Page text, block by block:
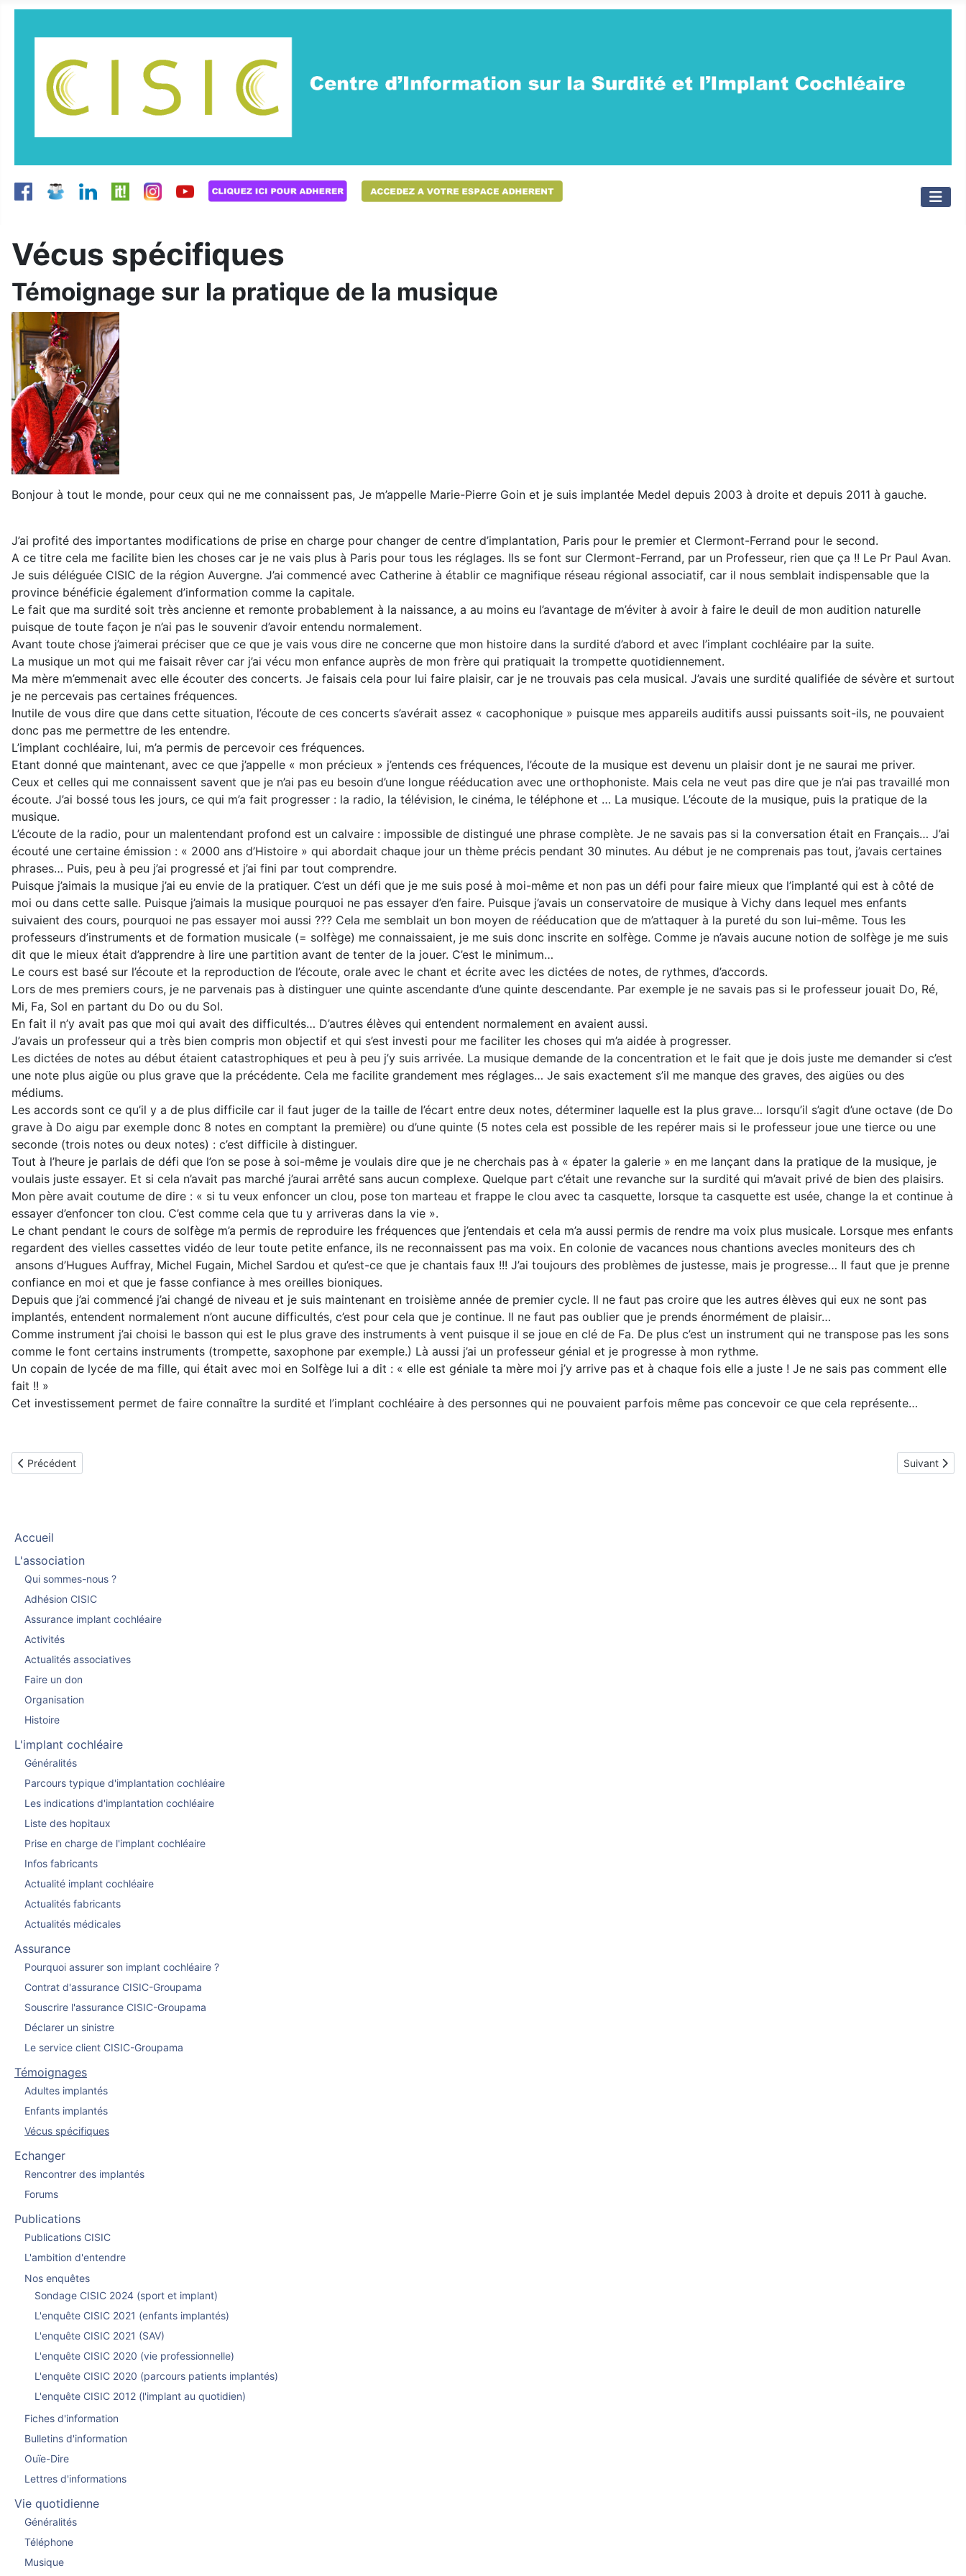
Vécus spécifiques
Témoignage sur la pratique de la musique
Bonjour à tout le monde, pour ceux qui ne me connaissent pas, Je m’appelle Marie-Pierre Goin et je suis implantée Medel depuis 2003 à droite et depuis 2011 à gauche.
J’ai profité des importantes modifications de prise en charge pour changer de centre d’implantation, Paris pour le premier et Clermont-Ferrand pour le second.
A ce titre cela me facilite bien les choses car je ne vais plus à Paris pour tous les réglages. Ils se font sur Clermont-Ferrand, par un Professeur, rien que ça !! Le Pr Paul Avan.
Je suis déléguée CISIC de la région Auvergne. J’ai commencé avec Catherine à établir ce magnifique réseau régional associatif, car il nous semblait indispensable que la
province bénéficie également d’information comme la capitale.
Le fait que ma surdité soit très ancienne et remonte probablement à la naissance, a au moins eu l’avantage de m’éviter à avoir à faire le deuil de mon audition naturelle
puisque de toute façon je n’ai pas le souvenir d’avoir entendu normalement.
Avant toute chose j’aimerai préciser que ce que je vais vous dire ne concerne que mon histoire dans la surdité d’abord et avec l’implant cochléaire par la suite.
La musique un mot qui me faisait rêver car j’ai vécu mon enfance auprès de mon frère qui pratiquait la trompette quotidiennement.
Ma mère m’emmenait avec elle écouter des concerts. Je faisais cela pour lui faire plaisir, car je ne trouvais pas cela musical. J’avais une surdité qualifiée de sévère et surtout
je ne percevais pas certaines fréquences.
Inutile de vous dire que dans cette situation, l’écoute de ces concerts s’avérait assez « cacophonique » puisque mes appareils auditifs aussi puissants soit-ils, ne pouvaient
donc pas me permettre de les entendre.
L’implant cochléaire, lui, m’a permis de percevoir ces fréquences.
Etant donné que maintenant, avec ce que j’appelle « mon précieux » j’entends ces fréquences, l’écoute de la musique est devenu un plaisir dont je ne saurai me priver.
Ceux et celles qui me connaissent savent que je n’ai pas eu besoin d’une longue rééducation avec une orthophoniste. Mais cela ne veut pas dire que je n’ai pas travaillé mon
écoute. J’ai bossé tous les jours, ce qui m’a fait progresser : la radio, la télévision, le cinéma, le téléphone et … La musique. L’écoute de la musique, puis la pratique de la
musique.
L’écoute de la radio, pour un malentendant profond est un calvaire : impossible de distingué une phrase complète. Je ne savais pas si la conversation était en Français… J’ai
écouté une certaine émission : « 2000 ans d’Histoire » qui abordait chaque jour un thème précis pendant 30 minutes. Au début je ne comprenais pas tout, j’avais certaines
phrases… Puis, peu à peu j’ai progressé et j’ai fini par tout comprendre.
Puisque j’aimais la musique j’ai eu envie de la pratiquer. C’est un défi que je me suis posé à moi-même et non pas un défi pour faire mieux que l’implanté qui est à côté de
moi ou dans cette salle. Puisque j’aimais la musique pourquoi ne pas essayer d’en faire. Puisque j’avais un conservatoire de musique à Vichy dans lequel mes enfants
suivaient des cours, pourquoi ne pas essayer moi aussi ??? Cela me semblait un bon moyen de rééducation que de m’attaquer à la pureté du son lui-même. Tous les
professeurs d’instruments et de formation musicale (= solfège) me connaissaient, je me suis donc inscrite en solfège. Comme je n’avais aucune notion de solfège je me suis
dit que le mieux était d’apprendre à lire une partition avant de tenter de la jouer. C’est le minimum…
Le cours est basé sur l’écoute et la reproduction de l’écoute, orale avec le chant et écrite avec les dictées de notes, de rythmes, d’accords.
Lors de mes premiers cours, je ne parvenais pas à distinguer une quinte ascendante d’une quinte descendante. Par exemple je ne savais pas si le professeur jouait Do, Ré,
Mi, Fa, Sol en partant du Do ou du Sol.
En fait il n’y avait pas que moi qui avait des difficultés… D’autres élèves qui entendent normalement en avaient aussi.
J’avais un professeur qui a très bien compris mon objectif et qui s’est investi pour me faciliter les choses qui m’a aidée à progresser.
Les dictées de notes au début étaient catastrophiques et peu à peu j’y suis arrivée. La musique demande de la concentration et le fait que je dois juste me demander si c’est
une note plus aigüe ou plus grave que la précédente. Cela me facilite grandement mes réglages… Je sais exactement s’il me manque des graves, des aigües ou des
médiums.
Les accords sont ce qu’il y a de plus difficile car il faut juger de la taille de l’écart entre deux notes, déterminer laquelle est la plus grave… lorsqu’il s’agit d’une octave (de Do
grave à Do aigu par exemple donc 8 notes en comptant la première) ou d’une quinte (5 notes cela est possible de les repérer mais si le professeur joue une tierce ou une
seconde (trois notes ou deux notes) : c’est difficile à distinguer.
Tout à l’heure je parlais de défi que l’on se pose à soi-même je voulais dire que je ne cherchais pas à « épater la galerie » en me lançant dans la pratique de la musique, je
voulais juste essayer. Et si cela n’avait pas marché j’aurai arrêté sans aucun complexe. Quelque part c’était une revanche sur la surdité qui m’avait privé de bien des plaisirs.
Mon père avait coutume de dire : « si tu veux enfoncer un clou, pose ton marteau et frappe le clou avec ta casquette, lorsque ta casquette est usée, change la et continue à
essayer d’enfoncer ton clou. C’est comme cela que tu y arriveras dans la vie ».
Le chant pendant le cours de solfège m’a permis de reproduire les fréquences que j’entendais et cela m’a aussi permis de rendre ma voix plus musicale. Lorsque mes enfants
regardent des vielles cassettes vidéo de leur toute petite enfance, ils ne reconnaissent pas ma voix. En colonie de vacances nous chantions avecles moniteurs des ch
ansons d’Hugues Auffray, Michel Fugain, Michel Sardou et qu’est-ce que je chantais faux !!! J’ai toujours des problèmes de justesse, mais je progresse… Il faut que je prenne
confiance en moi et que je fasse confiance à mes oreilles bioniques.
Depuis que j’ai commencé j’ai changé de niveau et je suis maintenant en troisième année de premier cycle. Il ne faut pas croire que les autres élèves qui eux ne sont pas
implantés, entendent normalement n’ont aucune difficultés, c’est pour cela que je continue. Il ne faut pas oublier que je prends énormément de plaisir…
Comme instrument j’ai choisi le basson qui est le plus grave des instruments à vent puisque il se joue en clé de Fa. De plus c’est un instrument qui ne transpose pas les sons
comme le font certains instruments (trompette, saxophone par exemple.) Là aussi j’ai un professeur génial et je progresse à mon rythme.
Un copain de lycée de ma fille, qui était avec moi en Solfège lui a dit : « elle est géniale ta mère moi j’y arrive pas et à chaque fois elle a juste ! Je ne sais pas comment elle
fait !! »
Cet investissement permet de faire connaître la surdité et l’implant cochléaire à des personnes qui ne pouvaient parfois même pas concevoir ce que cela représente…
Article précédent : Audition télévision et radio
Précédent Article
Suivant
Accueil
L'association
Qui sommes-nous ?
Adhésion CISIC
Assurance implant cochléaire
Activités
Actualités associatives
Faire un don
Organisation
Histoire
L'implant cochléaire
Généralités
Parcours typique d'implantation cochléaire
Les indications d'implantation cochléaire
Liste des hopitaux
Prise en charge de l'implant cochléaire
Infos fabricants
Actualité implant cochléaire
Actualités fabricants
Actualités médicales
Assurance
Pourquoi assurer son implant cochléaire ?
Contrat d'assurance CISIC-Groupama
Souscrire l'assurance CISIC-Groupama
Déclarer un sinistre
Le service client CISIC-Groupama
Témoignages
Adultes implantés
Enfants implantés
Vécus spécifiques
Echanger
Rencontrer des implantés
Forums
Publications
Publications CISIC
L'ambition d'entendre
Nos enquêtes
Sondage CISIC 2024 (sport et implant)
L'enquête CISIC 2021 (enfants implantés)
L'enquête CISIC 2021 (SAV)
L'enquête CISIC 2020 (vie professionnelle)
L'enquête CISIC 2020 (parcours patients implantés)
L'enquête CISIC 2012 (l'implant au quotidien)
Fiches d'information
Bulletins d'information
Ouïe-Dire
Lettres d'informations
Vie quotidienne
Généralités
Téléphone
Musique